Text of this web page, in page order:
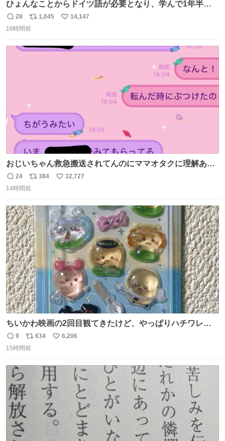
ひょんなことからドイツ語が必要となり、学んで1年半に
なる。 ちなみに最初の半年で『必携ドイツ文法総まとめ』
と『重要単語4000』を数十周して丸暗記した。読み書きに
Geminiの添削もエラーの指摘は激減し、上級の表現を教え
返
信
28
リ
ポ
ト
1,045
い
数
14,147
16時間前
おじいちゃん救急搬送されてんのにママオタクに理解あっ
て不謹慎だけどウケる
返
信
24
リ
ポ
ト
数
384
い
数
32,727
14時間前
ちいかわ映画の2回目観てきたけど、やっぱりハチワレの
「ハモりすごいよッ…」に対するちいかわの「エ゛ッ!?(い
まそんな場合じゃねぇだろお前よぉ)」が面白すぎる。
返
信
9
リ
ポ
数
634
い
数
6,206
15時間前